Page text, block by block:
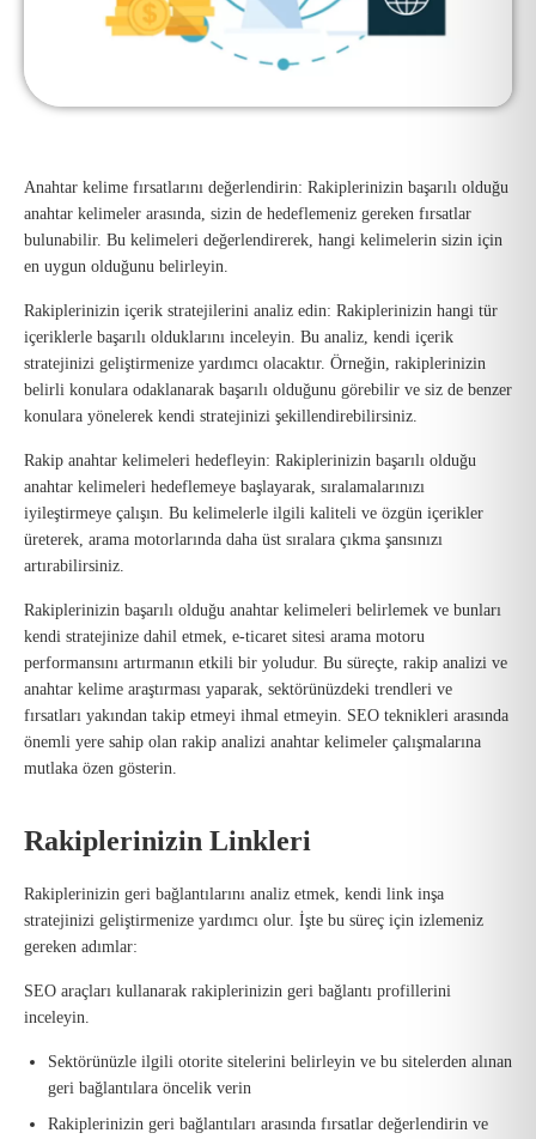
Anahtar kelime fırsatlarını değerlendirin: Rakiplerinizin başarılı olduğu
anahtar kelimeler arasında, sizin de hedeflemeniz gereken fırsatlar
bulunabilir. Bu kelimeleri değerlendirerek, hangi kelimelerin sizin için
en uygun olduğunu belirleyin.
Rakiplerinizin içerik stratejilerini analiz edin: Rakiplerinizin hangi tür
içeriklerle başarılı olduklarını inceleyin. Bu analiz, kendi içerik
stratejinizi geliştirmenize yardımcı olacaktır. Örneğin, rakiplerinizin
belirli konulara odaklanarak başarılı olduğunu görebilir ve siz de benzer
konulara yönelerek kendi stratejinizi şekillendirebilirsiniz.
Rakip anahtar kelimeleri hedefleyin: Rakiplerinizin başarılı olduğu
anahtar kelimeleri hedeflemeye başlayarak, sıralamalarınızı
iyileştirmeye çalışın. Bu kelimelerle ilgili kaliteli ve özgün içerikler
üreterek, arama motorlarında daha üst sıralara çıkma şansınızı
artırabilirsiniz.
Rakiplerinizin başarılı olduğu anahtar kelimeleri belirlemek ve bunları
kendi stratejinize dahil etmek, e-ticaret sitesi arama motoru
performansını artırmanın etkili bir yoludur. Bu süreçte, rakip analizi ve
anahtar kelime araştırması yaparak, sektörünüzdeki trendleri ve
fırsatları yakından takip etmeyi ihmal etmeyin. SEO teknikleri arasında
önemli yere sahip olan rakip analizi anahtar kelimeler çalışmalarına
mutlaka özen gösterin.
Rakiplerinizin Linkleri
Rakiplerinizin geri bağlantılarını analiz etmek, kendi link inşa
stratejinizi geliştirmenize yardımcı olur. İşte bu süreç için izlemeniz
gereken adımlar:
SEO araçları kullanarak rakiplerinizin geri bağlantı profillerini
inceleyin.
Sektörünüzle ilgili otorite sitelerini belirleyin ve bu sitelerden alınan
geri bağlantılara öncelik verin
Rakiplerinizin geri bağlantıları arasında fırsatlar değerlendirin ve